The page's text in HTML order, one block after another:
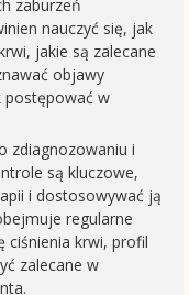
zaburzeń
nauczyć się, jak
jakie są zalecane
objawy
postępować w
zdiagnozowaniu i
są kluczowe,
i dostosowywać ją
regularne
ciśnienia krwi, profil
zalecane w